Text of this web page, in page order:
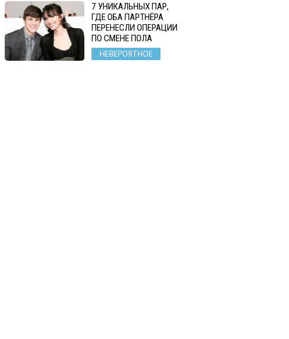
7 УНИКАЛЬНЫХ ПАР,
ГДЕ ОБА ПАРТНЁРА
ПЕРЕНЕСЛИ ОПЕРАЦИИ
ПО СМЕНЕ ПОЛА
НЕВЕРОЯТНОЕ